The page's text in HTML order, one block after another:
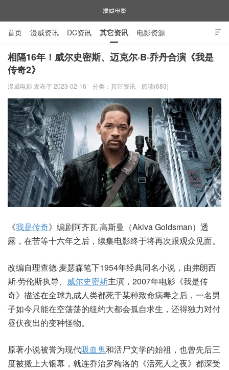
漫威电影

首页 漫威资讯 DC资讯 其它资讯 电影资源
电视剧资源 漫威图片
相隔16年！威尔史密斯、迈克尔·B·乔丹合演《我是
传奇2》
漫威电影 发布于 2023-02-16 分类： 其它资讯 阅读(683)
《我是传奇》编剧阿齐瓦·高斯曼（Akiva Goldsman）透
露，在苦等十六年之后，续集电影终于将再次跟观众见面。
改编自理查德·麦瑟森笔下1954年经典同名小说，由弗朗西
斯·劳伦斯执导、 威尔史密斯主演，2007年电影《我是传
奇》描述在全球九成人类都死于某种致命病毒之后，一名男
子如今只能在空荡荡的纽约大都会孤自求生，还得独力对付
昼伏夜出的变种怪物。
原著小说被誉为现代吸血鬼和活尸文学的始祖，也曾先后三
度被搬上大银幕，就连乔治罗梅洛的《活死人之夜》都深受